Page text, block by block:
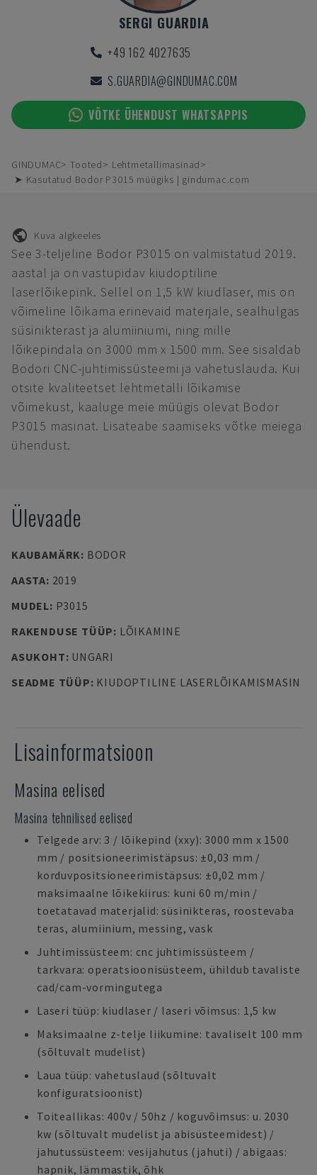
SERGI GUARDIA
+49 162 4027635
S.GUARDIA@GINDUMAC.COM
VÕTKE ÜHENDUST WHATSAPPIS
GINDUMAC Tooted
Lehtmetallimasinad
➤ Kasutatud Bodor P3015 müügiks | gindumac.com
Kuva algkeeles
See 3-teljeline Bodor P3015 on valmistatud 2019.
aastal ja on vastupidav kiudoptiline
laserlõikepink. Sellel on 1,5 kW kiudlaser, mis on
võimeline lõikama erinevaid materjale, sealhulgas
süsinikterast ja alumiiniumi, ning mille
lõikepindala on 3000 mm x 1500 mm. See sisaldab
Bodori CNC-juhtimissüsteemi ja vahetuslauda. Kui
otsite kvaliteetset lehtmetalli lõikamise
võimekust, kaaluge meie müügis olevat Bodor
P3015 masinat. Lisateabe saamiseks võtke meiega
ühendust.
Ülevaade
KAUBAMÄRK: BODOR
AASTA: 2019
MUDEL: P3015
RAKENDUSE TÜÜP: LÕIKAMINE
ASUKOHT: UNGARI
SEADME TÜÜP: KIUDOPTILINE LASERLÕIKAMISMASIN
Lisainformatsioon
Masina eelised
Masina tehnilised eelised
Telgede arv: 3 / lõikepind (xxy): 3000 mm x 1500
mm / positsioneerimistäpsus: ±0,03 mm /
korduvpositsioneerimistäpsus: ±0,02 mm /
maksimaalne lõikekiirus: kuni 60 m/min /
toetatavad materjalid: süsinikteras, roostevaba
teras, alumiinium, messing, vask
Juhtimissüsteem: cnc juhtimissüsteem /
tarkvara: operatsioonisüsteem, ühildub tavaliste
cad/cam-vormingutega
Laseri tüüp: kiudlaser / laseri võimsus: 1,5 kw
Maksimaalne z-telje liikumine: tavaliselt 100 mm
(sõltuvalt mudelist)
Laua tüüp: vahetuslaud (sõltuvalt
konfiguratsioonist)
Toiteallikas: 400v / 50hz / koguvõimsus: u. 2030
kw (sõltuvalt mudelist ja abisüsteemidest) /
jahutussüsteem: vesijahutus (jahuti) / abigaas:
hapnik, lämmastik, õhk